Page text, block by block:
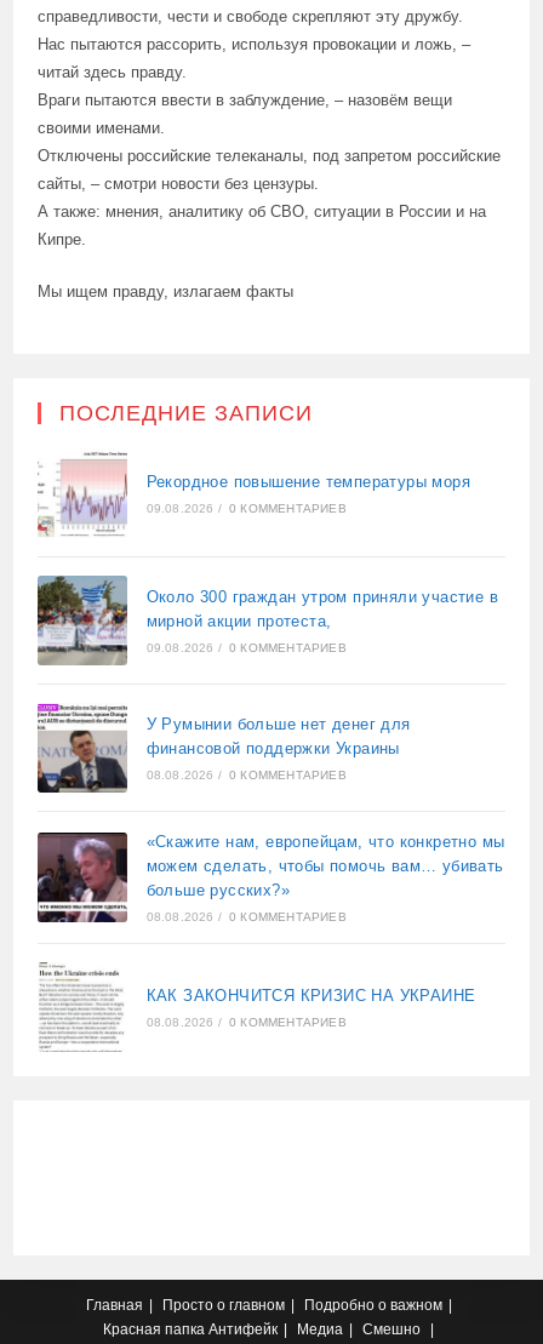
справедливости, чести и свободе скрепляют эту дружбу.
Нас пытаются рассорить, используя провокации и ложь, –
читай здесь правду.
Враги пытаются ввести в заблуждение, – назовём вещи
своими именами.
Отключены российские телеканалы, под запретом российские
сайты, – смотри новости без цензуры.
А также: мнения, аналитику об СВО, ситуации в России и на
Кипре.
Мы ищем правду, излагаем факты
ПОСЛЕДНИЕ ЗАПИСИ
Рекордное повышение температуры моря
09.08.2026 / 0 КОММЕНТАРИЕВ
Около 300 граждан утром приняли участие в
мирной акции протеста,
09.08.2026 / 0 КОММЕНТАРИЕВ
У Румынии больше нет денег для
финансовой поддержки Украины
08.08.2026 / 0 КОММЕНТАРИЕВ
«Скажите нам, европейцам, что конкретно мы
можем сделать, чтобы помочь вам… убивать
больше русских?»
08.08.2026 / 0 КОММЕНТАРИЕВ
КАК ЗАКОНЧИТСЯ КРИЗИС НА УКРАИНЕ
08.08.2026 / 0 КОММЕНТАРИЕВ
Главная Просто о главном
Подробно о важном
Красная папка Антифейк Медиа Смешно